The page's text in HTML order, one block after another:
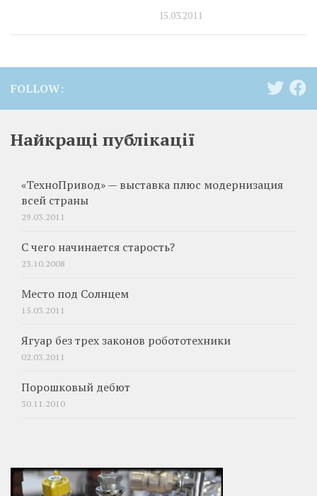
15.03.2011
FOLLOW:
Найкращі публікації
«ТехноПривод» — выставка плюс модернизация
всей страны
29.03.2011
С чего начинается старость?
23.10.2008
Место под Солнцем
15.03.2011
Ягуар без трех законов робототехники
02.03.2011
Порошковый дебют
30.11.2010